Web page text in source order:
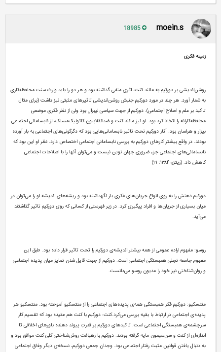
moein.s
زمینه فکری
روشن‌اندیشی بر دورکیم به مانند کنت، اثری منفی گذاشته بود و هر دو را باید وارث سنت محافظه‌کاری
به شمار آورد. هر چند در مورد دورکیم جنبش روشن‌اندیشی تاثیرهای مثبتی نیز داشت (برای مثال،
تاکید بر علم و اصلاح اجتماعی). دورکیم از جهت سیاسی لیبرال بود ولی از نظر فکری موضعی
محافظه‌کارانه را اتخاذ کرد بود. او نیز مانند کنت و ضدانقلابیون کاتولیک‌مسلک، از نابسامانی اجتماعی
بیزار و هراسان بود. آثار دورکیم تحت تاثیر نابسامانی‌هایی‌ بود که دگرگونی‌های اجتماعی به بار آورده
بودند. در واقع بیشتر کارهای دورکیم به بررسی نابسامانی‌ اجتماعی اختصاص دارد. نظر او این بود که
نابسامانی‌های اجتماعی جزء ضروری جهان نوین نیست و می‌توان آنها را با اصلاحات اجتماعی
کاهش داد. (ریتزر؛ ۱۳۸۴: ۲۱)
دورکیم ذهنش را به روی انواع جریان‌های فکری باز نگهداشته بود و ریشه‌های اندیشه او را می‌توان در
میان بسیاری از جریان‌ها و افراد پیگیری کرد. در زیر فهرستی از کسانی که روی دورکیم تاثیر گذاشتند
می‌آید.
روسو: مفهوم اراده عمومی از همه بیشتر اندیشه‌ی دورکیم را تحت تاثیر قرار داده بود. طبق این
مفهوم جامعه تجلی همبستگی اجتماعی است. دورکیم از جهت قایل شدن تمایز میان پدیده اجتماعی
و روان‌شناختی نیز خود را مدیون روسو می‌دانست.
منتسکیو: دورکیم فکر همبستگی همه‌ی پدیده‌های اجتماعی را از منتسکیو آموخته بود. منتسکیو هر
پدیده‌ی اجتماعی در ارتباط با بقیه بررسی می‌کرد.کنت: دورکیم با کنت هم عقیده بود که تقسیم کار
سرچشمه‌ی همبستگی اجتماعی است. تاکیدهای دورکیم بر قدرتِ پیوند دهنده باورهای اخلاقی تا
اندازه‌ای از کنت و سن‌سیمون مایه گرفته بودند. دورکیم با رهیافت روش‌شناختی کلی کنت موافق بود و
به دنبال یافتن قوانین مثبت رفتار اجتماعی بود. وجدان جمعی دورکیم، نسخه‌ی دیگر وفاق اجتماعی